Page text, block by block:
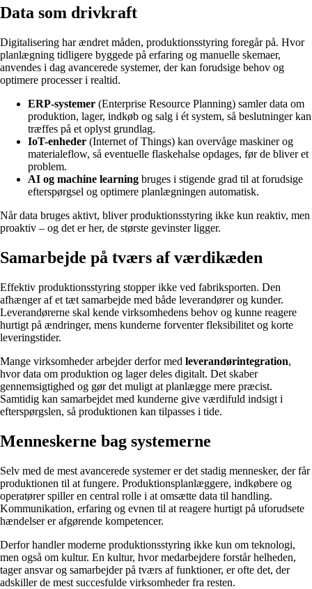
Data som drivkraft
Digitalisering har ændret måden, produktionsstyring foregår på. Hvor
planlægning tidligere byggede på erfaring og manuelle skemaer,
anvendes i dag avancerede systemer, der kan forudsige behov og
optimere processer i realtid.
ERP-systemer (Enterprise Resource Planning) samler data om
produktion, lager, indkøb og salg i ét system, så beslutninger kan
træffes på et oplyst grundlag.
IoT-enheder (Internet of Things) kan overvåge maskiner og
materialeflow, så eventuelle flaskehalse opdages, før de bliver et
problem.
AI og machine learning bruges i stigende grad til at forudsige
efterspørgsel og optimere planlægningen automatisk.
Når data bruges aktivt, bliver produktionsstyring ikke kun reaktiv, men
proaktiv – og det er her, de største gevinster ligger.
Samarbejde på tværs af værdikæden
Effektiv produktionsstyring stopper ikke ved fabriksporten. Den
afhænger af et tæt samarbejde med både leverandører og kunder.
Leverandørerne skal kende virksomhedens behov og kunne reagere
hurtigt på ændringer, mens kunderne forventer fleksibilitet og korte
leveringstider.
Mange virksomheder arbejder derfor med leverandørintegration,
hvor data om produktion og lager deles digitalt. Det skaber
gennemsigtighed og gør det muligt at planlægge mere præcist.
Samtidig kan samarbejdet med kunderne give værdifuld indsigt i
efterspørgslen, så produktionen kan tilpasses i tide.
Menneskerne bag systemerne
Selv med de mest avancerede systemer er det stadig mennesker, der får
produktionen til at fungere. Produktionsplanlæggere, indkøbere og
operatører spiller en central rolle i at omsætte data til handling.
Kommunikation, erfaring og evnen til at reagere hurtigt på uforudsete
hændelser er afgørende kompetencer.
Derfor handler moderne produktionsstyring ikke kun om teknologi,
men også om kultur. En kultur, hvor medarbejdere forstår helheden,
tager ansvar og samarbejder på tværs af funktioner, er ofte det, der
adskiller de mest succesfulde virksomheder fra resten.